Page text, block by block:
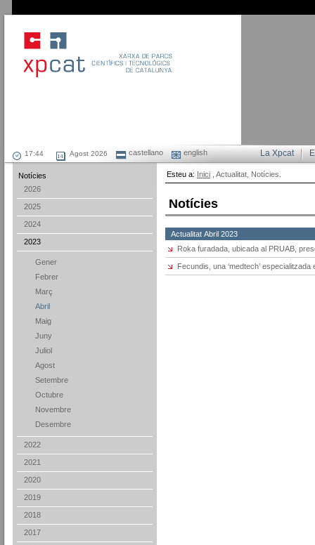
Agost 2026 castellano english La Xpcat
Notícies
2026
2025
2024
2023
Gener
Febrer
Març
Abril
Maig
Juny
Juliol
Agost
Setembre
Octubre
Novembre
Desembre
2022
2021
2020
2019
2018
2017
Esteu a: Inici , Actualitat, Notícies.
Notícies
Actualitat Abril 2023
Roka furadada, ubicada al PRUAB,
Fecundis, una ‘medtech’